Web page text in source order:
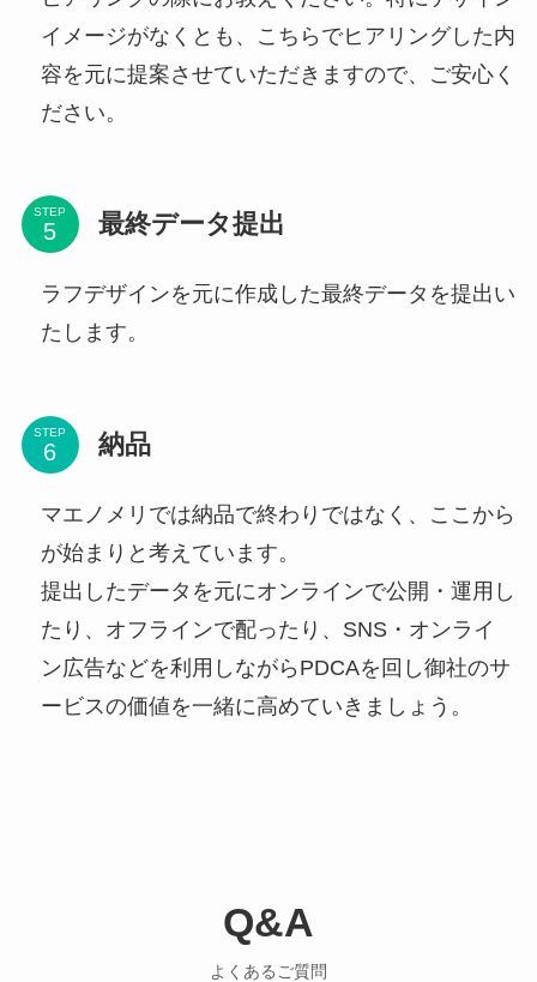
イメージがなくとも、こちらでヒアリングした内
容を元に提案させていただきますので、ご安心く
ださい。
STEP 最終データ提出
ラフデザインを元に作成した最終データを提出い
たします。
STEP 納品
マエノメリでは納品で終わりではなく、ここから
が始まりと考えています。
提出したデータを元にオンラインで公開・運用し
たり、オフラインで配ったり、SNS・オンライ
ン広告などを利用しながらPDCAを回し御社のサ
ービスの価値を一緒に高めていきましょう。
Q&A
よくあるご質問